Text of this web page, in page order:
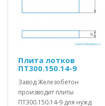
Плита лотков
ПТ300.150.14-9
Завод Железобетон
производит плиты
ПТ300.150.14-9 для нужд